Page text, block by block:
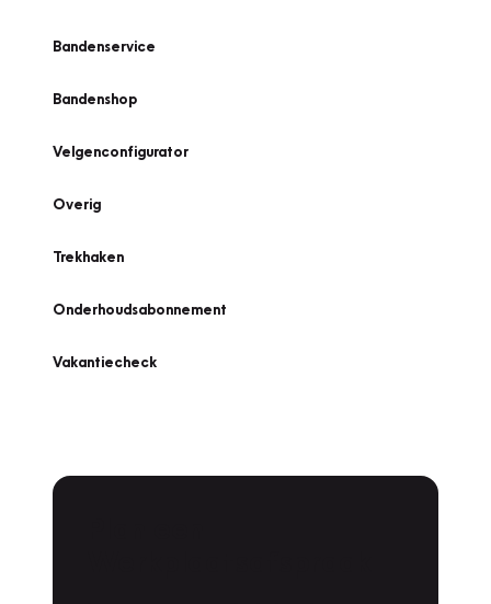
Bandenservice
Bandenshop
Velgenconfigurator
Overig
Trekhaken
Onderhoudsabonnement
Vakantiecheck